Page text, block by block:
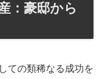
：豪邸から
ての類稀なる成功を